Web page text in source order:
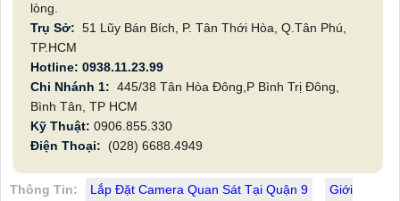
lòng.
Trụ Sở: 51 Lũy Bán Bích, P. Tân Thới Hòa, Q.Tân Phú,
TP.HCM
Hotline: 0938.11.23.99
Chi Nhánh 1: 445/38 Tân Hòa Đông,P Bình Trị Đông,
Bình Tân, TP HCM
Kỹ Thuật: 0906.855.330
Điện Thoại:
(028) 6688.4949
Thông Tin: Lắp Đặt Camera Quan Sát Tại Quận 9
Giới